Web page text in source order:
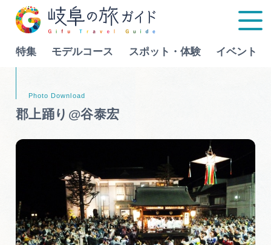
特集 モデルコース スポット・体験 イベント
特集
モデルコース
スポット・体験
イベント
Language
行きたいリストを見る
郡上踊り@谷泰宏